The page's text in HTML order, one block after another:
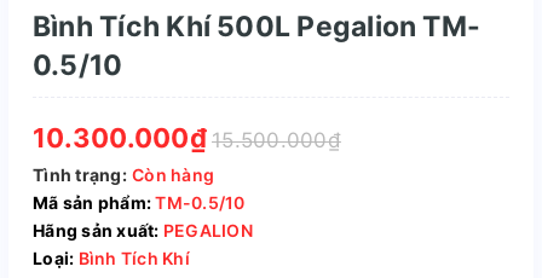
Bình Tích Khí 500L Pegalion TM-
0.5/10
10.300.000₫ 15.500.000₫
Tình trạng: Còn hàng
Mã sản phẩm:TM-0.5/10
Hãng sản xuất: PEGALION
Loại: Bình Tích Khí